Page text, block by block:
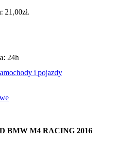
21,00zł.
24h
i pojazdy
BMW M4 RACING 2016